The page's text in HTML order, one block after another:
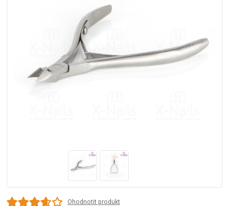
Ohodnotit produkt